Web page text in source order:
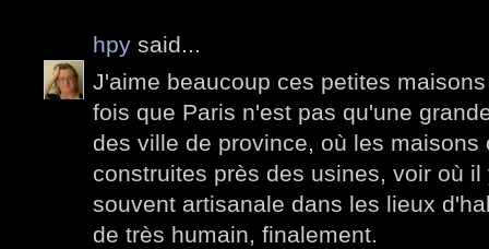
hpy said...
J'aime beaucoup ces petites
fois que Paris n'est pas qu'une
des ville de province, où les maisons
construites près des usines, voir où
souvent artisanale dans les lieux
de très humain, finalement.